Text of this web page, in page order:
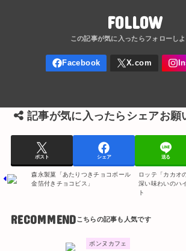
FOLLOW
記事が気に入ったらシェアお願
ポスト シェア 送る
森永製菓「あたりつきチョコボール
金箔付きチョコビス」
ロッテ「カカオ
深い味わいのハ
ト
RECOMMEND
ボンヌカフェ